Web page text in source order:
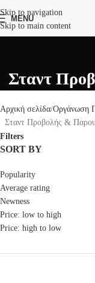
Skip to navigation
Skip to main content
MENU
Σταντ
Αρχική σελίδα Οργάνωση
Σταντ Προβολής &
Filters
SORT BY
Popularity
Average rating
Newness
Price: low to high
Price: high to low